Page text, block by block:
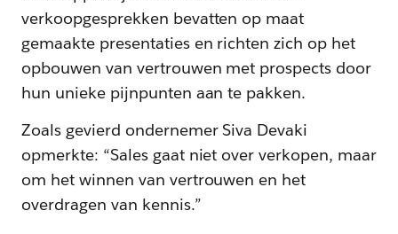
verkoopgesprekken bevatten op maat
gemaakte presentaties en richten zich op het
opbouwen van vertrouwen met prospects door
hun unieke pijnpunten aan te pakken.
Zoals gevierd ondernemer Siva Devaki
opmerkte: “Sales gaat niet over verkopen, maar
om het winnen van vertrouwen en het
overdragen van kennis.”